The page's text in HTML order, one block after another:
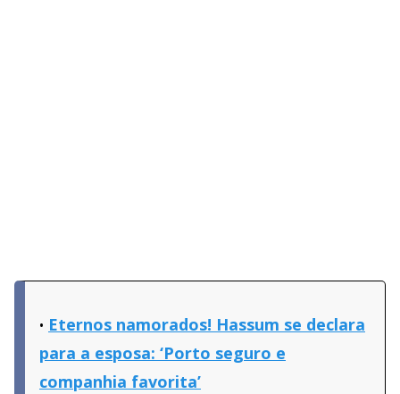
Eternos namorados! Hassum se declara
para a esposa: ‘Porto seguro e
companhia favorita’